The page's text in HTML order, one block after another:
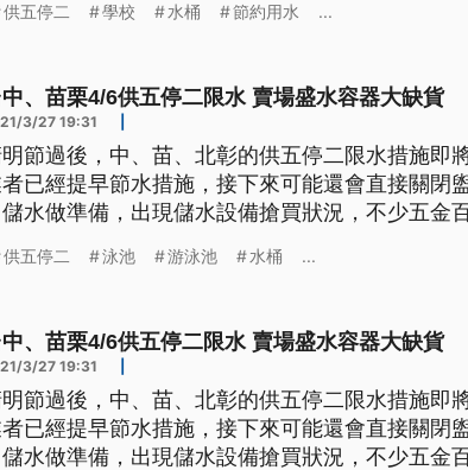
流在水桶內洗手，這樣是為了降低用水量，減少
供五停二 學校 水桶 節約用水 ...
、苗栗4/6供五停二限水 賣場盛水容器大缺貨
3/27 19:31
節過後，中、苗、北彰的供五停二限水措施即
已經提早節水措施，接下來可能還會直接關閉
水做準備，出現儲水設備搶買狀況，不少五金
眾是每天都固定到游泳池來運動，不過因為節水
供五停二 泳池 游泳池 水桶 ...
、苗栗4/6供五停二限水 賣場盛水容器大缺貨
3/27 19:31
節過後，中、苗、北彰的供五停二限水措施即
已經提早節水措施，接下來可能還會直接關閉
水做準備，出現儲水設備搶買狀況，不少五金